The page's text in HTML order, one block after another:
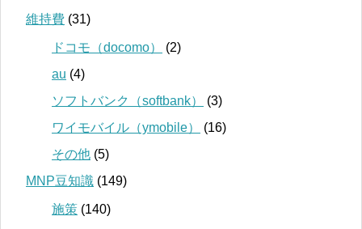
維持費 (31)
ドコモ（docomo）
(2)
au (4)
ソフトバンク（softbank）
(3)
ワイモバイル（ymobile）
(16)
その他 (5)
MNP豆知識 (149)
施策 (140)